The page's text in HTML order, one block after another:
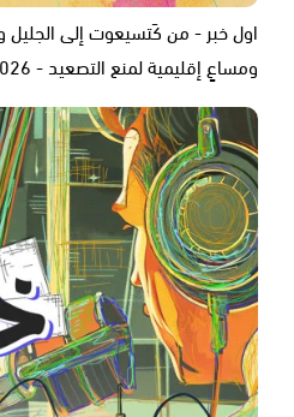
اول خبر - من كَتسيعوت إلى الجليل
ومساعٍ إقليمية لمنع التصعيد - 03.08.2026